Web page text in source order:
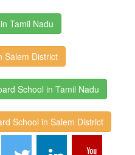
Tamil Nadu
Salem District
School in Tamil Nadu
School in Salem District